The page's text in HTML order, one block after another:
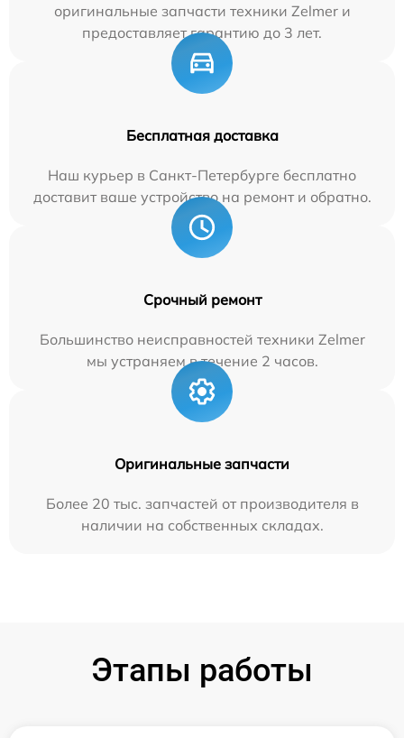
оригинальные запчасти техники Zelmer и
предоставляет гарантию до 3 лет.
Бесплатная доставка
Наш курьер в Санкт-Петербурге бесплатно
доставит ваше устройство на ремонт и обратно.
Срочный ремонт
Большинство неисправностей техники Zelmer
мы устраняем в течение 2 часов.
Оригинальные запчасти
Более 20 тыс. запчастей от производителя в
наличии на собственных складах.
Этапы работы